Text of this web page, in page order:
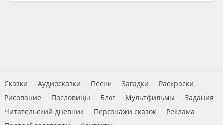
Сказки Аудиосказки Песни Загадки
Раскраски
Рисование
Пословицы Блог Мультфильмы
Задания
Читательский дневник
Персонажи сказок
Реклама